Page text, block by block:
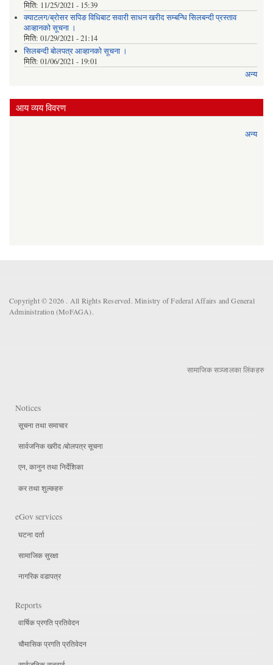
मिति: 11/25/2021 - 15:39
क्याटलग/ब्रोसर सपिङ विधिबाट सवारी साधन खरीद सम्बन्धि सिलबन्दी प्रस्ताव
आव्हानको सूचना ।
मिति: 01/29/2021 - 21:14
सिलबन्दी बोलपत्र आव्हानको सूचना ।
मिति: 01/06/2021 - 19:01
अन्य
आय व्यय विवरण
अन्य
Copyright © 2026 . All Rights Reserved. Ministry of Federal Affairs and General
Administration (MoFAGA).
सामाजिक सञ्जालका लिंकहरु
Notices
सूचना तथा समाचार
सार्वजनिक खरीद /बोलपत्र सूचना
एन, कानुन तथा निर्देशिका
कर तथा शुल्कहरु
eGov services
घटना दर्ता
सामाजिक सुरक्षा
नागरिक वडापत्र
Reports
वार्षिक प्रगति प्रतिवेदन
चौमासिक प्रगति प्रतिवेदन